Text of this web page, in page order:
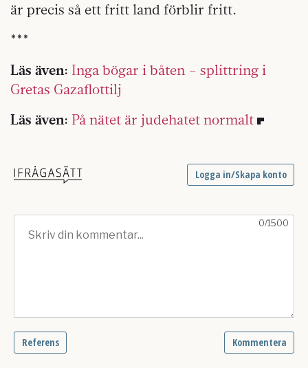
är precis så ett fritt land förblir fritt.
***
Läs även: Inga bögar i båten – splittring i
Gretas Gazaflottilj
Läs även: På nätet är judehatet normalt